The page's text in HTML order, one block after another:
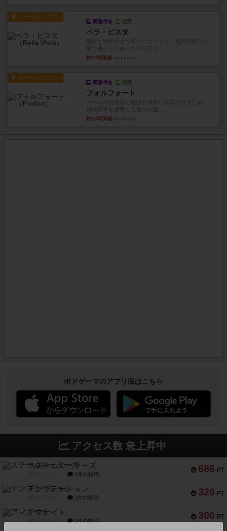
ルール/インスト
画像付き 充実
ベラ・ビスタ
概要と目的小さな町ベラビスタは、風光明媚な公
園と曲がりくねった川が広が...
約12時間前 by jurong
ルール/インスト
画像付き 充実
フォルフォート
ゲームの目的砦の建設を最初に完成させるため、
対戦相手を攻撃して彼らの建...
約13時間前 by jurong
ボドゲーマのアプリ版はこちら
アクセス数 急上昇中
686 PT
スチームローラーズ
2件の投稿
326 PT
テンプテーション
2件の投稿
300 PT
アマナイト
紹介文なし 1件の投稿